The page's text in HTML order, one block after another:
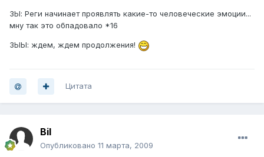
ЗЫ: Реги начинает проявлять какие-то человеческие эмоции...
мну так это обпадовало *16
ЗЫЫ: ждем, ждем продолжения!
Цитата
Bil
Опубликовано 11 марта, 2009